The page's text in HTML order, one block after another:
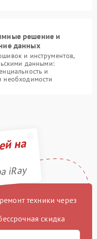
решение и
данных
и инструментов,
данными:
и
необходимости
на
iRay
техники через
скидка